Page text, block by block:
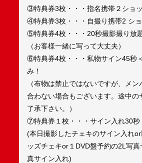
③特典券3枚・・・指名携帯２ショ
④特典券3枚・・・自撮り携帯2 ショ
⑤特典券4枚・・・20秒撮影撮り放
（お客様一緒に写って大丈夫）
⑥特典券4枚・・・私物サイン45秒
み！
（布物は禁止ではないですが、メ
合わない場合もございます。途中
了承下さい。）
⑦特典券１枚・・・サイン入れ30秒
(本日撮影したチェキのサイン入れ
ッズチェキor１DVD盤予約の2L写
真サイン入れ)